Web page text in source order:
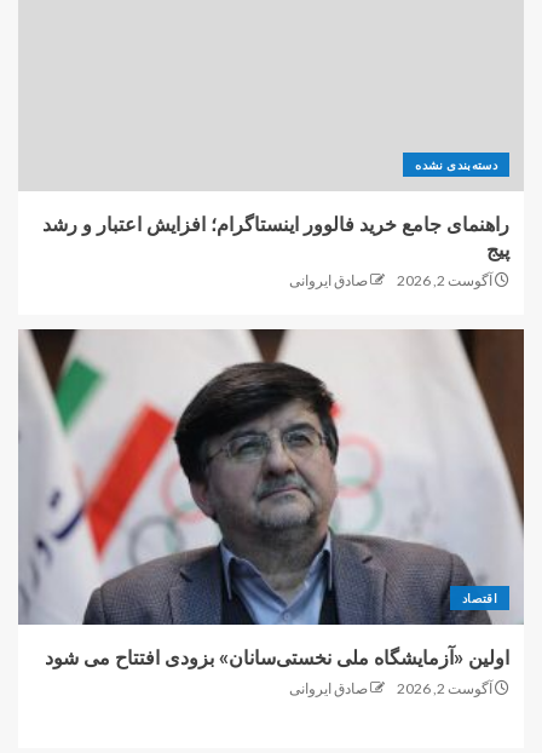
دسته‌بندی نشده
راهنمای جامع خرید فالوور اینستاگرام؛ افزایش اعتبار و رشد
پیج
آگوست 2, 2026 صادق ایروانی
اقتصاد
اولین «آزمایشگاه ملی نخستی‌سانان» بزودی افتتاح می شود
آگوست 2, 2026 صادق ایروانی